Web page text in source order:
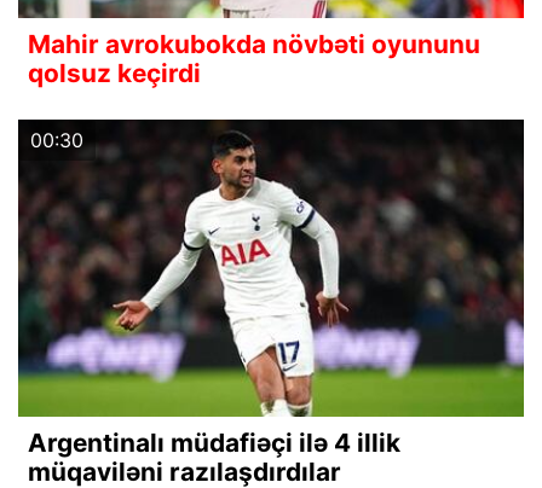
Mahir avrokubokda növbəti oyununu
qolsuz keçirdi
00:30
Argentinalı müdafiəçi ilə 4 illik
müqaviləni razılaşdırdılar